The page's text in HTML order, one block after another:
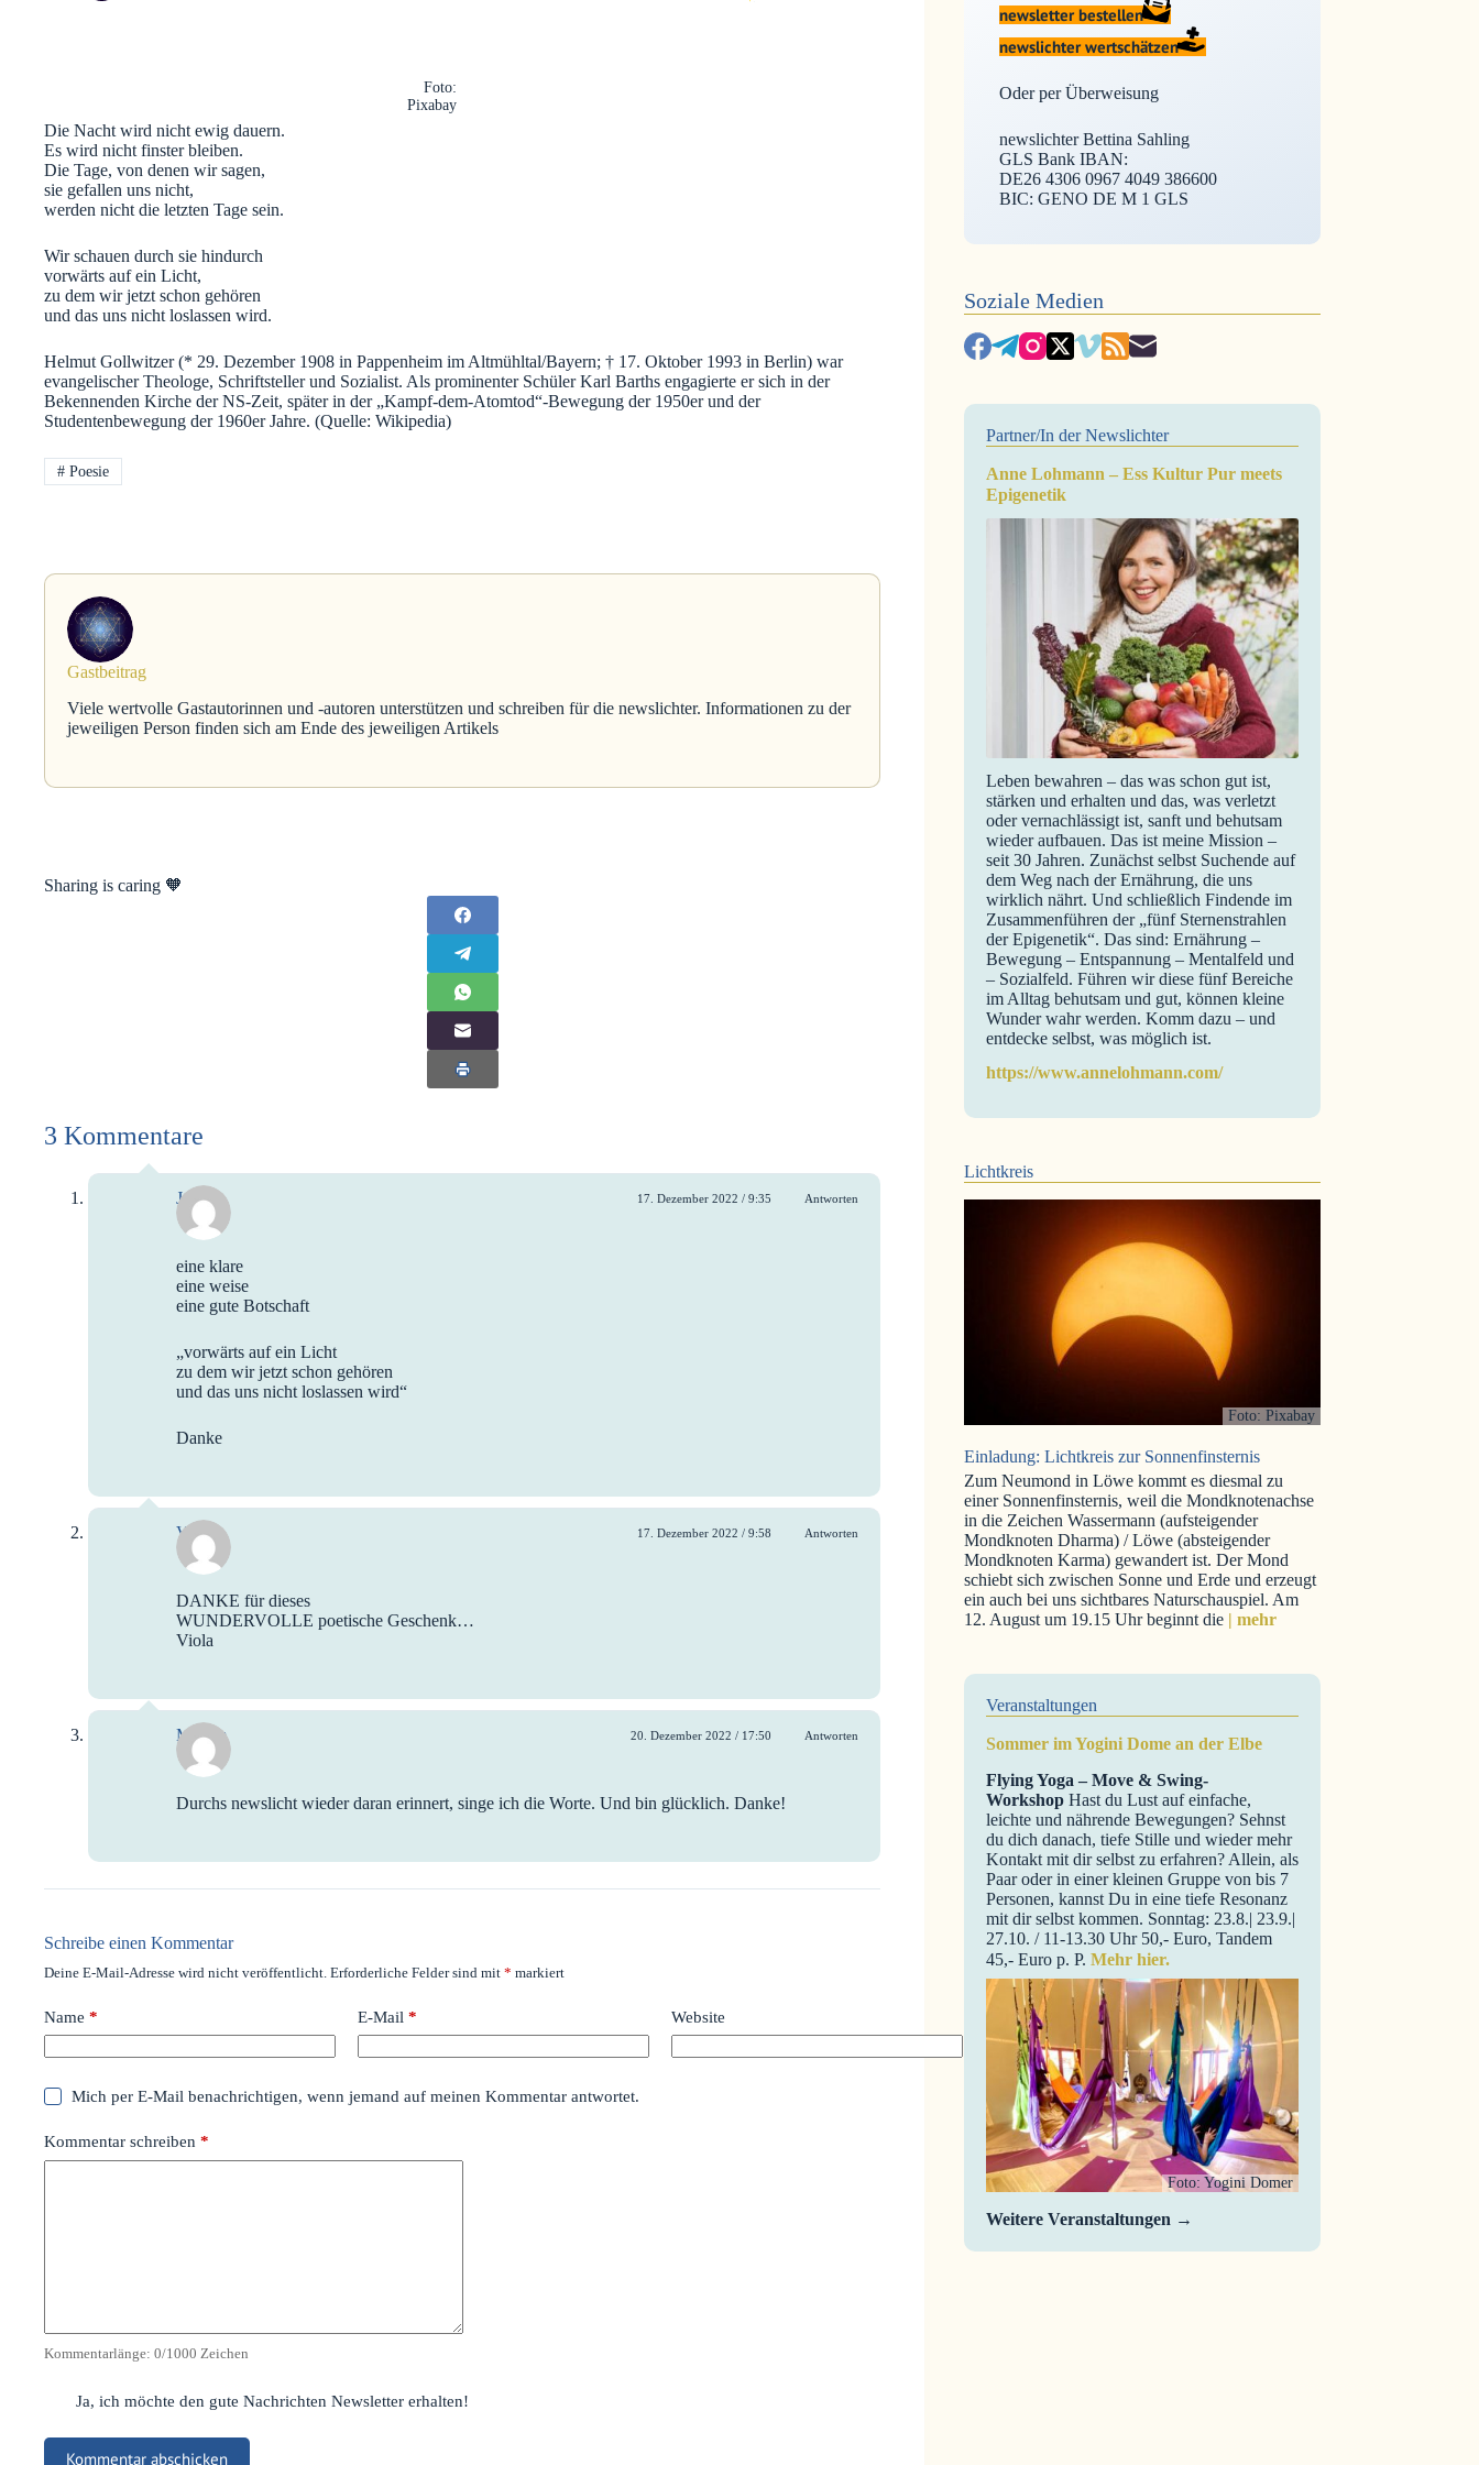
Foto:
Pixabay
Die Nacht wird nicht ewig dauern.
Es wird nicht finster bleiben.
Die Tage, von denen wir sagen,
sie gefallen uns nicht,
werden nicht die letzten Tage sein.
Wir schauen durch sie hindurch
vorwärts auf ein Licht,
zu dem wir jetzt schon gehören
und das uns nicht loslassen wird.
Helmut Gollwitzer (* 29. Dezember 1908 in Pappenheim im Altmühltal/Bayern; † 17. Oktober 1993 in Berlin) war
evangelischer Theologe, Schriftsteller und Sozialist. Als prominenter Schüler Karl Barths engagierte er sich in der
Bekennenden Kirche der NS-Zeit, später in der „Kampf-dem-Atomtod“-Bewegung der 1950er und der
Studentenbewegung der 1960er Jahre. (Quelle: Wikipedia)
#Poesie
Sharing is caring 🧡
Gastbeitrag
Viele wertvolle Gastautorinnen und -autoren unterstützen und schreiben für die newslichter. Informationen zu der
jeweiligen Person finden sich am Ende des jeweiligen Artikels
3 Kommentare
Julie 17. Dezember 2022 / 9:35 Antworten
eine klare
eine weise
eine gute Botschaft
„vorwärts auf ein Licht
zu dem wir jetzt schon gehören
und das uns nicht loslassen wird“
Danke
Viola 17. Dezember 2022 / 9:58 Antworten
DANKE für dieses
WUNDERVOLLE poetische Geschenk…
Viola
Miriam 20. Dezember 2022 / 17:50 Antworten
Durchs newslicht wieder daran erinnert, singe ich die Worte. Und bin glücklich. Danke!
Schreibe einen Kommentar
Deine E-Mail-Adresse wird nicht veröffentlicht. Erforderliche Felder sind mit * markiert
Name * E-Mail * Website
Mich per E-Mail benachrichtigen, wenn jemand auf meinen Kommentar antwortet.
Kommentar schreiben *
Kommentarlänge: 0/1000 Zeichen
Ja, ich möchte den gute Nachrichten Newsletter erhalten!
Kommentar abschicken
newsletter bestellen
newslichter wertschätzen
Oder per Überweisung
newslichter Bettina Sahling
GLS Bank IBAN:
DE26 4306 0967 4049 386600
BIC: GENO DE M 1 GLS
Soziale Medien
Partner/In der Newslichter
Anne Lohmann – Ess Kultur Pur meets
Epigenetik
Leben bewahren – das was schon gut ist,
stärken und erhalten und das, was verletzt
oder vernachlässigt ist, sanft und behutsam
wieder aufbauen. Das ist meine Mission –
seit 30 Jahren. Zunächst selbst Suchende auf
dem Weg nach der Ernährung, die uns
wirklich nährt. Und schließlich Findende im
Zusammenführen der „fünf Sternenstrahlen
der Epigenetik“. Das sind: Ernährung –
Bewegung – Entspannung – Mentalfeld und
– Sozialfeld. Führen wir diese fünf Bereiche
im Alltag behutsam und gut, können kleine
Wunder wahr werden. Komm dazu – und
entdecke selbst, was möglich ist.
https://www.annelohmann.com/
Lichtkreis
Foto: Pixabay
Einladung: Lichtkreis zur Sonnenfinsternis
Zum Neumond in Löwe kommt es diesmal zu
einer Sonnenfinsternis, weil die Mondknotenachse
in die Zeichen Wassermann (aufsteigender
Mondknoten Dharma) / Löwe (absteigender
Mondknoten Karma) gewandert ist. Der Mond
schiebt sich zwischen Sonne und Erde und erzeugt
ein auch bei uns sichtbares Naturschauspiel. Am
12. August um 19.15 Uhr beginnt die
| mehr
Veranstaltungen
Sommer im Yogini Dome an der Elbe
Flying Yoga – Move & Swing-
Workshop Hast du Lust auf einfache,
leichte und nährende Bewegungen? Sehnst
du dich danach, tiefe Stille und wieder mehr
Kontakt mit dir selbst zu erfahren? Allein, als
Paar oder in einer kleinen Gruppe von bis 7
Personen, kannst Du in eine tiefe Resonanz
mit dir selbst kommen. Sonntag: 23.8.| 23.9.|
27.10. / 11-13.30 Uhr 50,- Euro, Tandem
45,- Euro p. P. Mehr hier.
Foto: Yogini Domer
Weitere Veranstaltungen